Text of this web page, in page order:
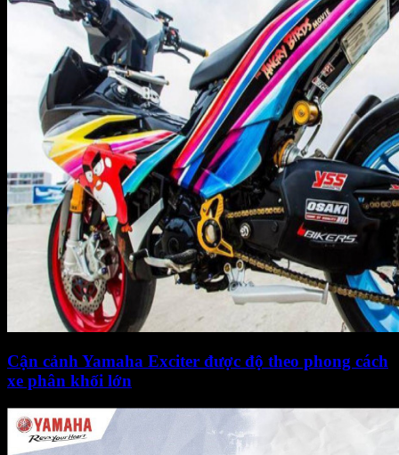
Cận cảnh Yamaha Exciter được độ theo phong cách
xe phân khối lớn